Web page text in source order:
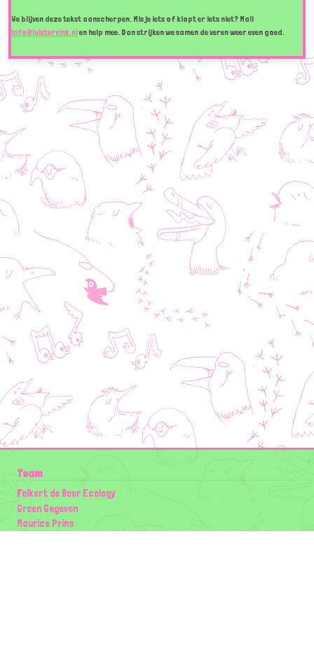
We blijven deze tekst aanscherpen. Mis je iets of klopt er iets niet? Mail
info@luistervink.nlen help mee. Dan strijken we samen de veren weer even goed.
Team
Folkert de Boer Ecology
Groen Gegeven
Maurice Prins